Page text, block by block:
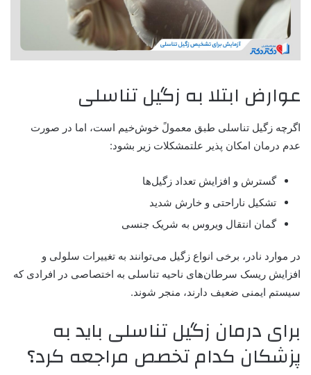
عوارض ابتلا به زگیل تناسلی
اگرچه زگیل تناسلی طبق معمولً خوش‌خیم است، اما در صورت
عدم درمان امکان پذیر علتمشکلات زیر بشود:
گسترش و افزایش تعداد زگیل‌ها
تشکیل ناراحتی و خارش شدید
گمان انتقال ویروس به شریک جنسی
در موارد نادر، برخی انواع زگیل می‌توانند به تغییرات سلولی و
افزایش ریسک سرطان‌های ناحیه تناسلی به اختصاصی در افرادی که
سیستم ایمنی ضعیف دارند، منجر شوند.
برای درمان زگیل تناسلی باید به
پزشکان کدام تخصص مراجعه کرد؟